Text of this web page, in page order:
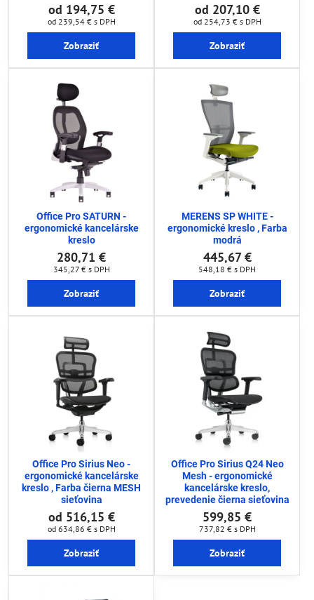
od 194,75 €
od 239,54 € s DPH
Zobraziť
od 207,10 €
od 254,73 € s DPH
Zobraziť
Office Pro SATURN -
ergonomické kancelárske
kreslo
280,71 €
345,27 € s DPH
Zobraziť
MERENS SP WHITE -
ergonomické kreslo , Farba
modrá
445,67 €
548,18 € s DPH
Zobraziť
Office Pro Sirius Neo -
ergonomické kancelárske
kreslo , Farba čierna MESH
sieťovina
od 516,15 €
od 634,86 € s DPH
Zobraziť
Office Pro Sirius Q24 Neo
Mesh - ergonomické
kancelárske kreslo,
prevedenie čierna sieťovina
599,85 €
737,82 € s DPH
Zobraziť